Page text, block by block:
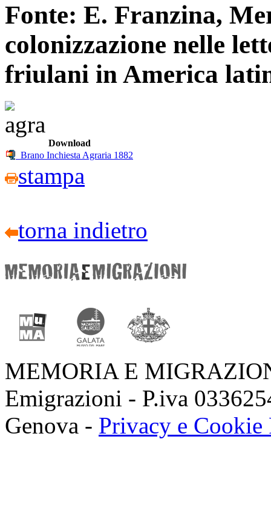
Fonte: E. Franzina,
colonizzazione nelle
friulani in America
Download
Brano Inchiesta Agraria 1882
stampa
torna indietro
MEMORIA E
Emigrazioni - P.iva
Genova - Privacy e Cookie